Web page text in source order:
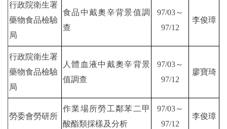
行政院衛生署
藥物食品檢驗
局
食品中戴奧辛背景值調
查
97/03～
97/12
李俊璋
行政院衛生署
藥物食品檢驗
局
人體血液中戴奧辛背景
值調查
97/03～
97/12
廖寶琦
勞委會勞研所
作業場所勞工鄰苯二甲
酸酯類採樣及分析
97/03～
97/12
李俊璋